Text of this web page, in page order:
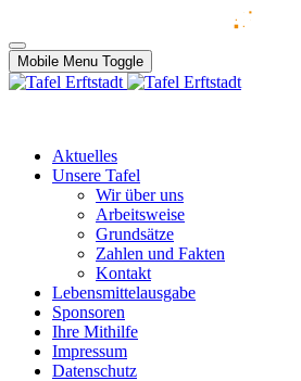
Mobile Menu Toggle
Aktuelles
Unsere Tafel
Wir über uns
Arbeitsweise
Grundsätze
Zahlen und Fakten
Kontakt
Lebensmittelausgabe
Sponsoren
Ihre Mithilfe
Impressum
Datenschutz